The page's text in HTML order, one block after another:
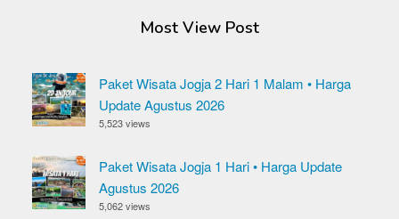
Most View Post
Paket Wisata Jogja 2 Hari 1 Malam • Harga
Update Agustus 2026
5,523 views
Paket Wisata Jogja 1 Hari • Harga Update
Agustus 2026
5,062 views